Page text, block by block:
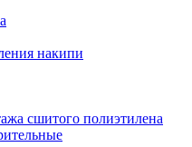
накипи
сшитого полиэтилена